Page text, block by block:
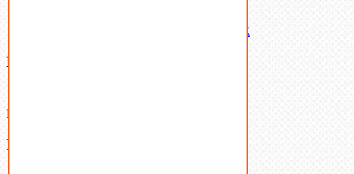
Латунный и бронзовый крепеж
Ваша корзина
В корзине нет товаров.
Поиск